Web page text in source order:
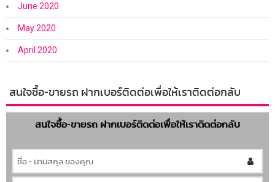
June 2020
May 2020
April 2020
สนใจซื้อ-ขายรถ ฝากเบอร์ติดต่อเพื่อให้เราติดต่อกลับ
สนใจซื้อ-ขายรถ ฝากเบอร์ติดต่อเพื่อให้เราติดต่อกลับ